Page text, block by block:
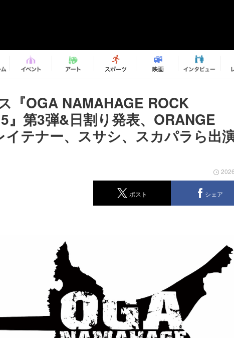
『OGA NAMAHAGE ROCK
』第3弾&日割り発表、ORANGE
イテナー、スサシ、スカパラら出
ポスト シェア